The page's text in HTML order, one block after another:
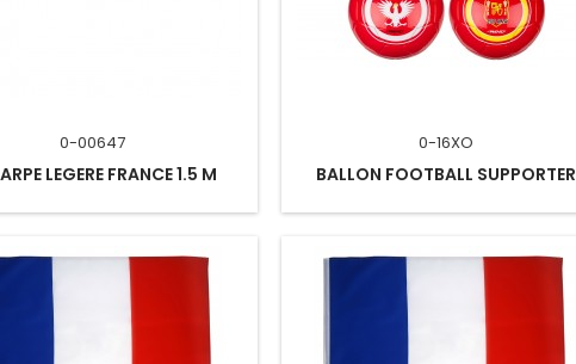
0-00647
LEGERE FRANCE 1.5 M
0-16XO
BALLON FOOTBALL SUPPORTER